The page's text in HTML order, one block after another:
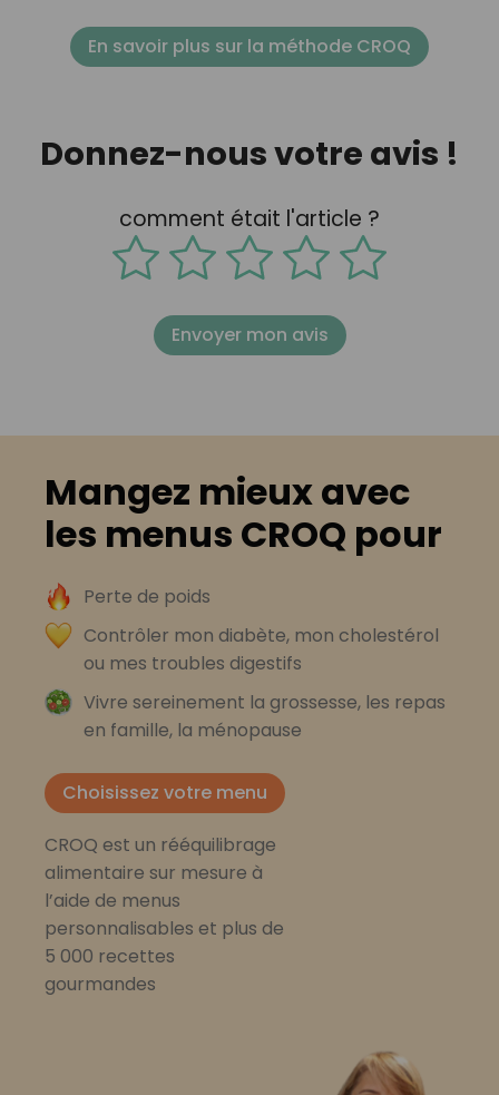
En savoir plus sur la méthode CROQ
Donnez-nous votre avis !
comment était l'article ?
Envoyer mon avis
Mangez mieux avec
les menus CROQ pour
Perte de poids
Contrôler mon diabète, mon cholestérol
ou mes troubles digestifs
Vivre sereinement la grossesse, les repas
en famille, la ménopause
Choisissez votre menu
CROQ est un rééquilibrage
alimentaire sur mesure à
l’aide de menus
personnalisables et plus de
5 000 recettes
gourmandes